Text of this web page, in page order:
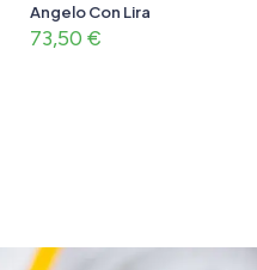
Angelo Con Lira
73,50 €